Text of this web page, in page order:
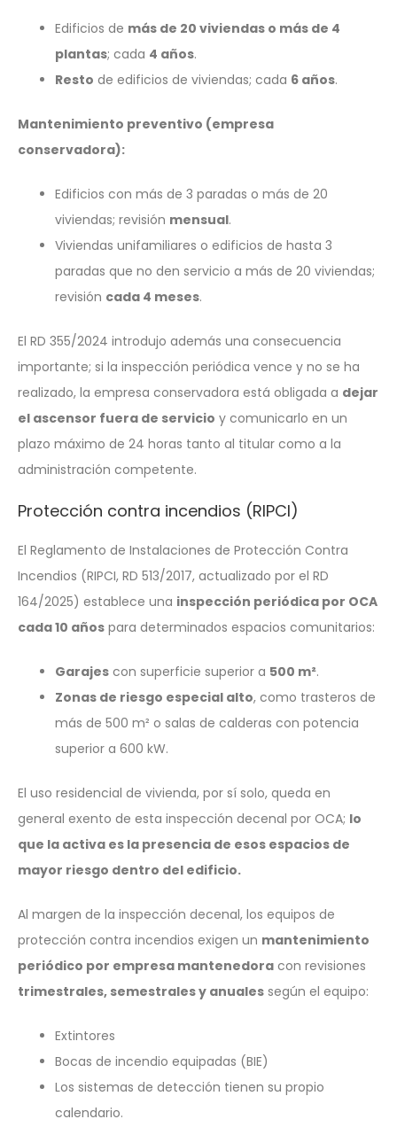
Edificios de más de 20 viviendas o más de 4
plantas; cada 4 años.
Resto de edificios de viviendas; cada 6 años.
Mantenimiento preventivo (empresa
conservadora):
Edificios con más de 3 paradas o más de 20
viviendas; revisión mensual.
Viviendas unifamiliares o edificios de hasta 3
paradas que no den servicio a más de 20 viviendas;
revisión cada 4 meses.
El RD 355/2024 introdujo además una consecuencia
importante; si la inspección periódica vence y no se ha
realizado, la empresa conservadora está obligada a dejar
el ascensor fuera de servicio y comunicarlo en un
plazo máximo de 24 horas tanto al titular como a la
administración competente.
Protección contra incendios (RIPCI)
El Reglamento de Instalaciones de Protección Contra
Incendios (RIPCI, RD 513/2017, actualizado por el RD
164/2025) establece una inspección periódica por OCA
cada 10 años para determinados espacios comunitarios:
Garajes con superficie superior a 500 m².
Zonas de riesgo especial alto, como trasteros de
más de 500 m² o salas de calderas con potencia
superior a 600 kW.
El uso residencial de vivienda, por sí solo, queda en
general exento de esta inspección decenal por OCA; lo
que la activa es la presencia de esos espacios de
mayor riesgo dentro del edificio.
Al margen de la inspección decenal, los equipos de
protección contra incendios exigen un mantenimiento
periódico por empresa mantenedora con revisiones
trimestrales, semestrales y anuales según el equipo:
Extintores
Bocas de incendio equipadas (BIE)
Los sistemas de detección tienen su propio
calendario.